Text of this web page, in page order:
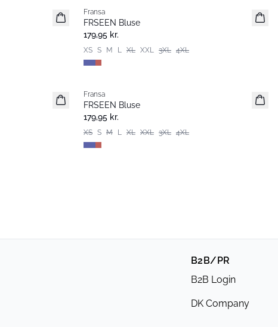
Extended size
Nyhed
Fransa
FRSEEN Bluse
179,95 kr.
XS S M L XL XXL 3XL 4XL
Extended size
Nyhed
Fransa
FRSEEN Bluse
179,95 kr.
XS S M L XL XXL 3XL 4XL
B2B/PR
B2B Login
DK Company